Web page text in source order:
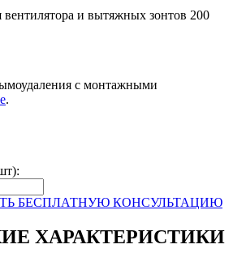
и вытяжных зонтов 200
с монтажными
.
БЕСПЛАТНУЮ КОНСУЛЬТАЦИЮ
ХАРАКТЕРИСТИКИ